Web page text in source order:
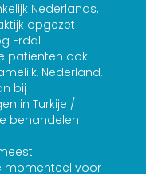
Nederlands,
opgezet
Erdal
patienten ook
Nederland,
bij
in Turkije /
behandelen
momenteel voor